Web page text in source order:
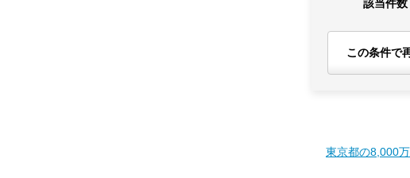
該当件数
この条件で
東京都の8,000